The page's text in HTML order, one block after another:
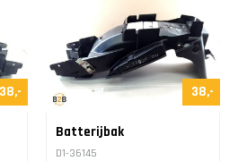
38,- 38,-
Batterijbak
D1-36145